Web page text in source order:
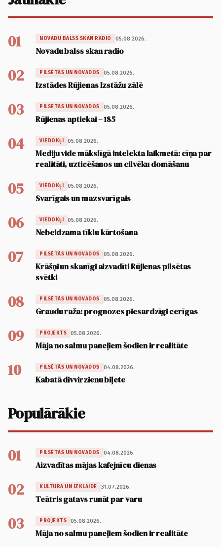
01 NOVADU BALSS SKAN RADIO 05.08.2026.
Novadu balss skan radio
02 PILSĒTĀS UN NOVADOS 05.08.2026.
Izstādes Rūjienas Izstāžu zālē
03 PILSĒTĀS UN NOVADOS 05.08.2026.
Rūjienas aptiekai – 185
04 VIEDOKĻI 05.08.2026.
Mediju vide mākslīgā intelekta laikmetā: cīņa par
realitāti, uzticēšanos un cilvēku domāšanu
05 VIEDOKĻI 05.08.2026.
Svarīgais un mazsvarīgais
06 VIEDOKĻI 05.08.2026.
Nebeidzama tīklu kārtošana
07 PILSĒTĀS UN NOVADOS 05.08.2026.
Krāšņi un skanīgi aizvadīti Rūjienas pilsētas
svētki
08 PILSĒTĀS UN NOVADOS 05.08.2026.
Graudu raža: prognozes piesardzīgi cerīgas
09 PROJEKTS 05.08.2026.
Māja no salmu paneļiem šodien ir realitāte
10 PILSĒTĀS UN NOVADOS 04.08.2026.
Kabatā divvirzienu biļete
Populārākie
01 PILSĒTĀS UN NOVADOS 04.08.2026.
Aizvadītas mājas kafejnīcu dienas
02 KULTŪRA UN IZKLAIDE 31.07.2026.
Teātris gatavs runāt par varu
03 PROJEKTS 05.08.2026.
Māja no salmu paneļiem šodien ir realitāte